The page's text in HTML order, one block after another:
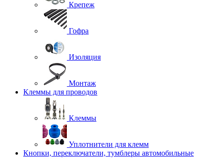
Крепеж
Гофра
Изоляция
Монтаж
Клеммы для проводов
Клеммы
Уплотнители для клемм
Кнопки, переключатели, тумблеры автомобильные